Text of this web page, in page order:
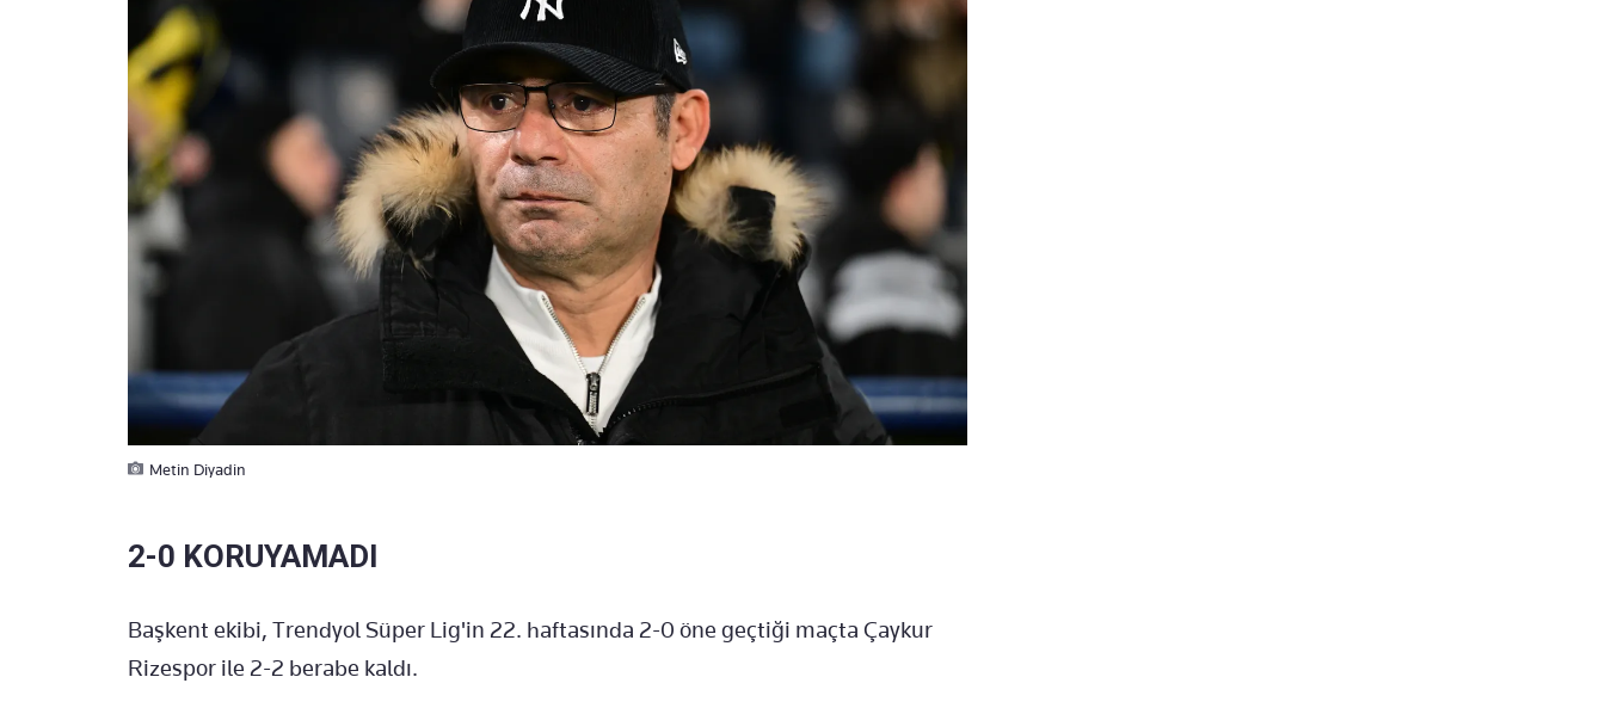
Metin Diyadin
2-0 KORUYAMADI
Başkent ekibi, Trendyol Süper Lig'in 22. haftasında 2-0 öne geçtiği maçta Çaykur
Rizespor ile 2-2 berabe kaldı.